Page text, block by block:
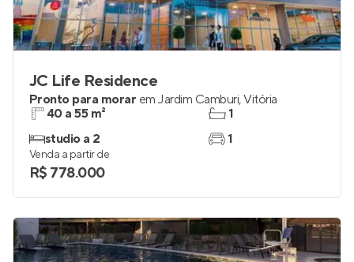
JC Life Residence
Pronto para morar em Jardim Camburi,Vitória
40 a 55 m²
studio a 2
1
1
Venda a partir de
R$ 778.000